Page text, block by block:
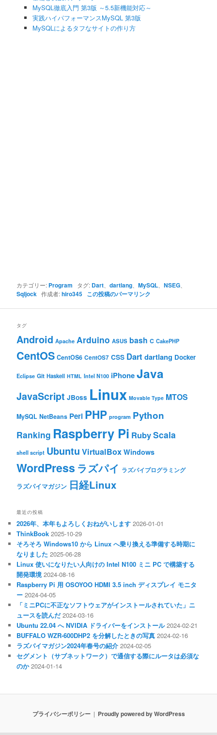
MySQL徹底入門 第3版 ～5.5新機能対応～
実践ハイパフォーマンスMySQL 第3版
MySQLによるタフなサイトの作り方
カテゴリー: Program タグ: Dart 、dartlang 、MySQL 、NSEG
Sqljock 作成者:hiro345 この投稿のパーマリンク
タグ
Android Apache Arduino ASUS bash C CakePHP
CentOS CentOS6 CentOS7 CSS Dart dartlang Docker
Eclipse Git Haskell HTML Intel N100 iPhoneJava
JavaScript JBoss Linux Movable Type MTOS
MySQL NetBeans Perl PHP program Python
Ranking Raspberry Pi RubyScala
shell script Ubuntu VirtualBox Windows
WordPress ラズパイ ラズパイプログラミング
ラズパイマガジン 日経Linux
最近の投稿
2026年、本年もよろしくおねがいします 2026-01-01
ThinkBook 2025-10-29
そろそろ Windows10 から Linux へ乗り換える準備する時期に
なりました 2025-06-28
Linux 使いになりたい人向けの Intel N100 ミニ PC で構築する
開発環境 2024-08-16
Raspberry Pi 用 OSOYOO HDMI 3.5 inch ディスプレイ モニタ
ー 2024-04-05
「ミニPCに不正なソフトウェアがインストールされていた」ニ
ュースを読んだ 2024-03-16
Ubuntu 22.04 へ NVIDIA ドライバーをインストール 2024-02-21
BUFFALO WZR-600DHP2 を分解したときの写真 2024-02-16
ラズパイマガジン2024年春号の紹介 2024-02-05
セグメント（サブネットワーク）で通信する際にルータは必須な
のか 2024-01-14
プライバシーポリシー Proudly powered by WordPress